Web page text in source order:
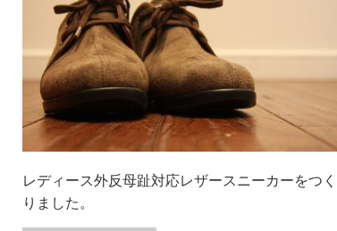
レディース外反母趾対応レザースニーカーをつく
りました。